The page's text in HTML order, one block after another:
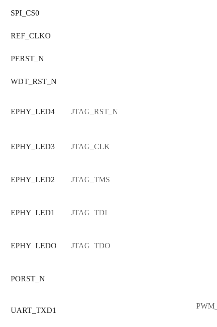
SPI_CS0
REF_CLKO
PERST_N
WDT_RST_N
EPHY_LED4 JTAG_RST_N
EPHY_LED3 JTAG_CLK
EPHY_LED2 JTAG_TMS
EPHY_LED1 JTAG_TDI
EPHY_LEDO JTAG_TDO
PORST_N
UART_TXD1